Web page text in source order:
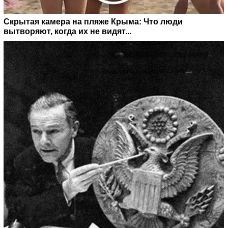
Скрытая камера на пляже Крыма: Что люди
вытворяют, когда их не видят...